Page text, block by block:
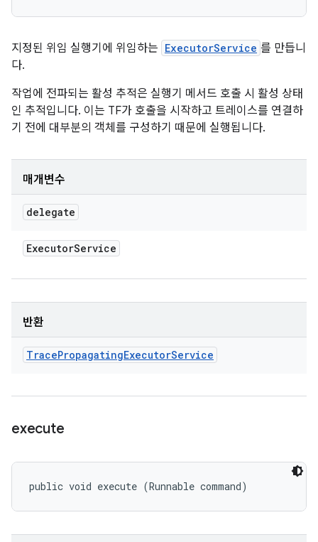
지정된 위임 실행기에 위임하는 ExecutorService 를 만듭니
다.
작업에 전파되는 활성 추적은 실행기 메서드 호출 시 활성 상태
인 추적입니다. 이는 TF가 호출을 시작하고 트레이스를 연결하
기 전에 대부분의 객체를 구성하기 때문에 실행됩니다.
매개변수
delegate
ExecutorService
반환
TracePropagatingExecutorService
execute
public void execute (Runnable command)